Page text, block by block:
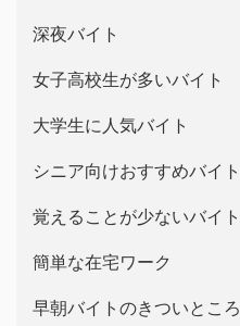
深夜バイト
女子高校生が多いバイト
大学生に人気バイト
シニア向けおすすめバイト
覚えることが少ないバイト
簡単な在宅ワーク
早朝バイトのきついところ